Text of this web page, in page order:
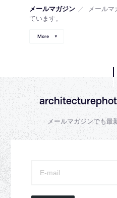
メールマガジン ／
メール
ています。
More
メールマガジンでも最